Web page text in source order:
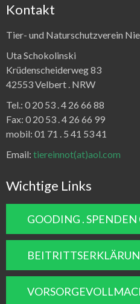
Kontakt
Tier- und Naturschutzverein
Uta Schokolinski
Krüdenscheiderweg 83
42553 Velbert . NRW
Tel.: 0 20 53 . 4 26 66 88
Fax: 0 20 53 . 4 26 66 99
mobil: 01 71 . 5 41 53 41
Email: tiereinnot(at)aol.com
Wichtige Links
GOODING .